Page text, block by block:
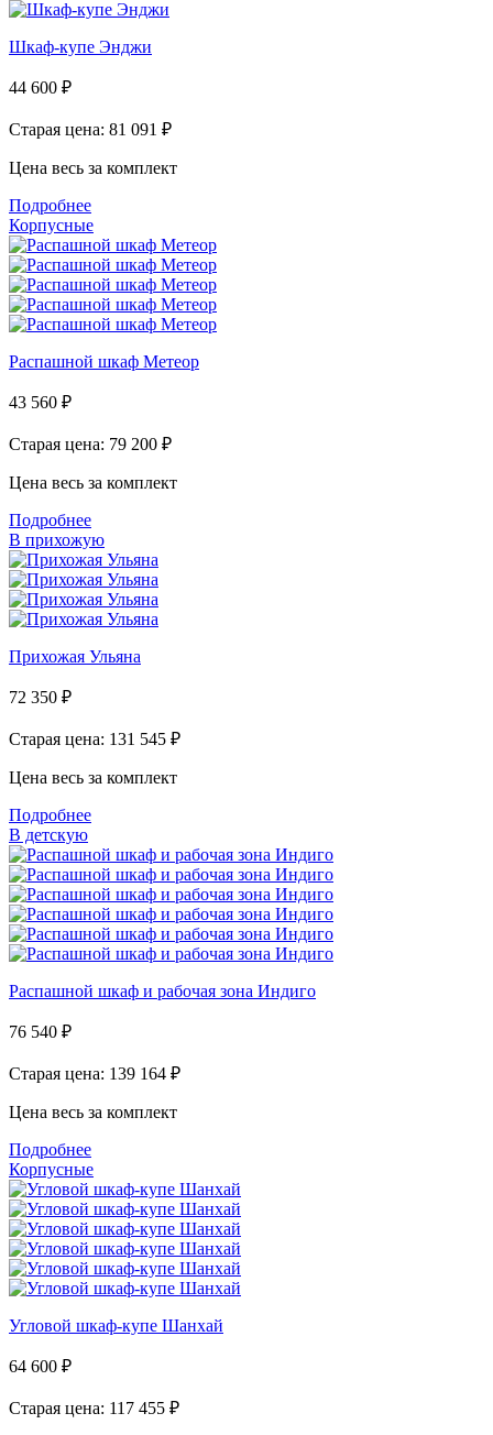
Шкаф-купе Энджи
44 600 ₽
Старая цена: 81 091 ₽
Цена весь за комплект
Подробнее
Корпусные
Распашной шкаф Метеор
43 560 ₽
Старая цена: 79 200 ₽
Цена весь за комплект
Подробнее
В прихожую
Прихожая Ульяна
72 350 ₽
Старая цена: 131 545 ₽
Цена весь за комплект
Подробнее
В детскую
Распашной шкаф и рабочая зона Индиго
76 540 ₽
Старая цена: 139 164 ₽
Цена весь за комплект
Подробнее
Корпусные
Угловой шкаф-купе Шанхай
64 600 ₽
Старая цена: 117 455 ₽